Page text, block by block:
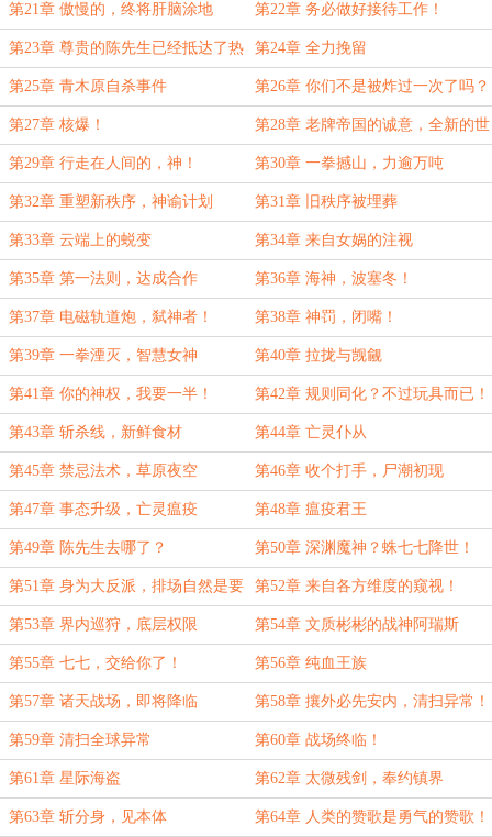
第21章 傲慢的，终将肝脑涂地 第22章 务必做好接待工作！
第23章 尊贵的陈先生已经抵达了热
烈欢迎他的伦敦
第24章 全力挽留
第25章 青木原自杀事件 第26章 你们不是被炸过一次了吗？
第27章 核爆！ 第28章 老牌帝国的诚意，全新的世
界格局
第29章 行走在人间的，神！ 第30章 一拳撼山，力逾万吨
第32章 重塑新秩序，神谕计划 第31章 旧秩序被埋葬
第33章 云端上的蜕变 第34章 来自女娲的注视
第35章 第一法则，达成合作 第36章 海神，波塞冬！
第37章 电磁轨道炮，弑神者！ 第38章 神罚，闭嘴！
第39章 一拳湮灭，智慧女神 第40章 拉拢与觊觎
第41章 你的神权，我要一半！ 第42章 规则同化？不过玩具而已！
第43章 斩杀线，新鲜食材 第44章 亡灵仆从
第45章 禁忌法术，草原夜空 第46章 收个打手，尸潮初现
第47章 事态升级，亡灵瘟疫 第48章 瘟疫君王
第49章 陈先生去哪了？ 第50章 深渊魔神？蛛七七降世！
第51章 身为大反派，排场自然是要
有的！
第52章 来自各方维度的窥视！
第53章 界内巡狩，底层权限 第54章 文质彬彬的战神阿瑞斯
第55章 七七，交给你了！ 第56章 纯血王族
第57章 诸天战场，即将降临 第58章 攘外必先安内，清扫异常！
第59章 清扫全球异常 第60章 战场终临！
第61章 星际海盗 第62章 太微残剑，奉约镇界
第63章 斩分身，见本体 第64章 人类的赞歌是勇气的赞歌！